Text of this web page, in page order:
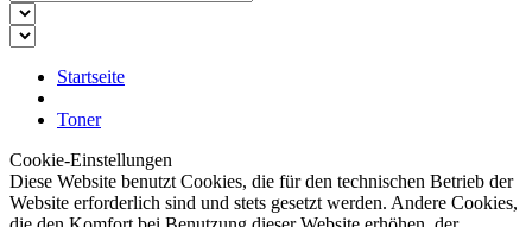
Startseite
Toner
Cookie-Einstellungen
Diese Website benutzt Cookies, die für den technischen Betrieb der
Website erforderlich sind und stets gesetzt werden. Andere Cookies,